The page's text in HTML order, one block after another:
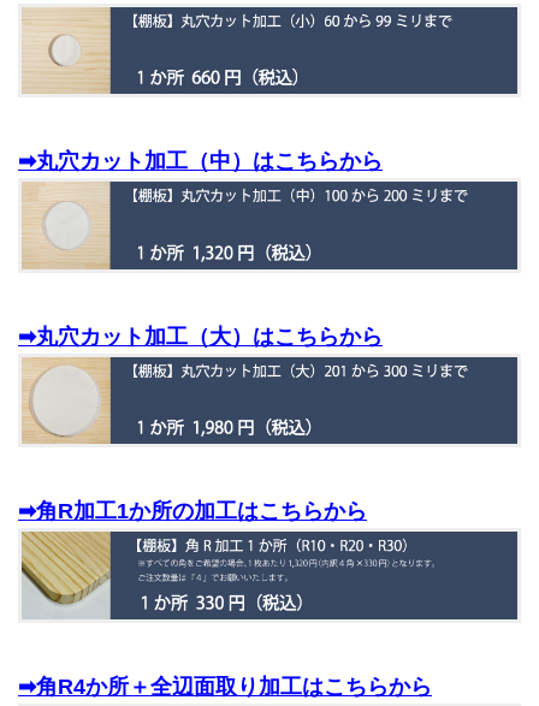
➡丸穴カット加工（中）はこちらから
➡丸穴カット加工（大）はこちらから
➡角R加工1か所の加工はこちらから
➡角R4か所＋全辺面取り加工はこちらから